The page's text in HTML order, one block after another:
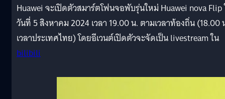
Huawei จะเปิดตัวสมาร์ตโฟนจอพับรุ่นใหม่ Huawei nova Flip
วันที่ 5 สิงหาคม 2024 เวลา 19.00 น. ตามเวลาท้องถิ่น (18.00
เวลาประเทศไทย) โดยอีเวนต์เปิดตัวจะจัดเป็น livestream ใน
bilibili